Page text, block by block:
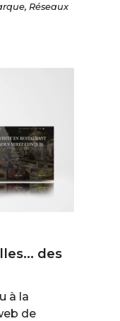
, Réseaux
des
à la
de